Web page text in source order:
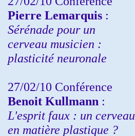
Pierre Lemarquis :
Sérénade pour un
cerveau musicien :
plasticité neuronale
27/02/10 Conférence
Benoit Kullmann :
L'esprit faux : un cerveau
en matière plastique ?